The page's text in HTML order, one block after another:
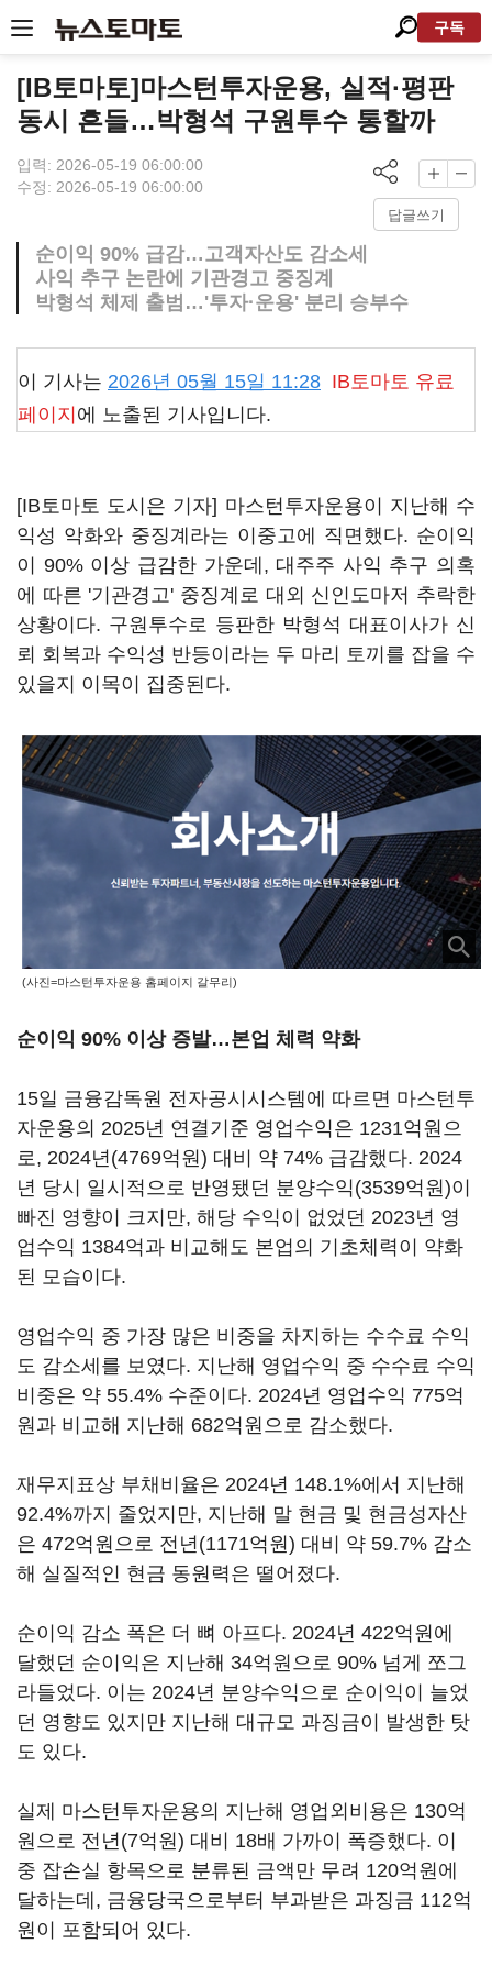
구독
[IB토마토]마스턴투자운용, 실적·평판
동시 흔들…박형석 구원투수 통할까
입력: 2026-05-19 06:00:00
수정: 2026-05-19 06:00:00
답글쓰기
순이익 90% 급감…고객자산도 감소세
사익 추구 논란에 기관경고 중징계
박형석 체제 출범…'투자·운용' 분리 승부수
이 기사는 2026년 05월 15일 11:28 IB토마토 유료
페이지 에 노출된 기사입니다.
[IB토마토 도시은 기자] 마스턴투자운용이 지난해 수
익성 악화와 중징계라는 이중고에 직면했다. 순이익
이 90% 이상 급감한 가운데, 대주주 사익 추구 의혹
에 따른 '기관경고' 중징계로 대외 신인도마저 추락한
상황이다. 구원투수로 등판한 박형석 대표이사가 신
뢰 회복과 수익성 반등이라는 두 마리 토끼를 잡을 수
있을지 이목이 집중된다.
(사진=마스턴투자운용 홈페이지 갈무리)
순이익 90% 이상 증발…본업 체력 약화
15일 금융감독원 전자공시시스템에 따르면 마스턴투
자운용의 2025년 연결기준 영업수익은 1231억원으
로, 2024년(4769억원) 대비 약 74% 급감했다. 2024
년 당시 일시적으로 반영됐던 분양수익(3539억원)이
빠진 영향이 크지만, 해당 수익이 없었던 2023년 영
업수익 1384억과 비교해도 본업의 기초체력이 약화
된 모습이다.
영업수익 중 가장 많은 비중을 차지하는 수수료 수익
도 감소세를 보였다. 지난해 영업수익 중 수수료 수익
비중은 약 55.4% 수준이다. 2024년 영업수익 775억
원과 비교해 지난해 682억원으로 감소했다.
재무지표상 부채비율은 2024년 148.1%에서 지난해
92.4%까지 줄었지만, 지난해 말 현금 및 현금성자산
은 472억원으로 전년(1171억원) 대비 약 59.7% 감소
해 실질적인 현금 동원력은 떨어졌다.
순이익 감소 폭은 더 뼈 아프다. 2024년 422억원에
달했던 순이익은 지난해 34억원으로 90% 넘게 쪼그
라들었다. 이는 2024년 분양수익으로 순이익이 늘었
던 영향도 있지만 지난해 대규모 과징금이 발생한 탓
도 있다.
실제 마스턴투자운용의 지난해 영업외비용은 130억
원으로 전년(7억원) 대비 18배 가까이 폭증했다. 이
중 잡손실 항목으로 분류된 금액만 무려 120억원에
달하는데, 금융당국으로부터 부과받은 과징금 112억
원이 포함되어 있다.